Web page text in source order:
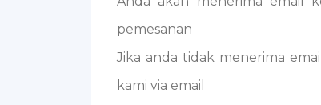
pemesanan
Jika anda tidak menerima
kami via email